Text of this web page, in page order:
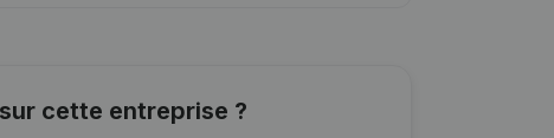
cette entreprise ?